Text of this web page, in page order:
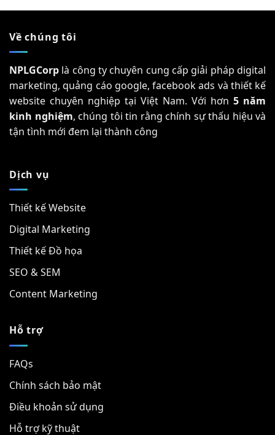
Về chúng tôi
NPLGCorp là công ty chuyên cung cấp giải pháp digital
marketing, quảng cáo google, facebook ads và thiết kế
website chuyên nghiệp tại Việt Nam. Với hơn 5 năm
kinh nghiệm, chúng tôi tin rằng chính sự thấu hiệu và
tận tình mới đem lại thành công
Dịch vụ
Thiết kế Website
Digital Marketing
Thiết kế Đồ họa
SEO & SEM
Content Marketing
Hỗ trợ
FAQs
Chính sách bảo mật
Điều khoản sử dụng
Hỗ trợ kỹ thuật